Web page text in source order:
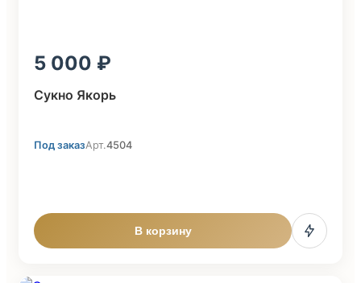
5 000
Сукно Якорь
Под заказАрт.4504
В корзину